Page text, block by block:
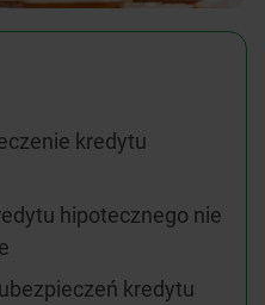
kredytu
hipotecznego nie
kredytu